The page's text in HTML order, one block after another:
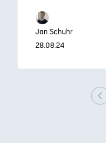
Jan Schuhr
28.08.24